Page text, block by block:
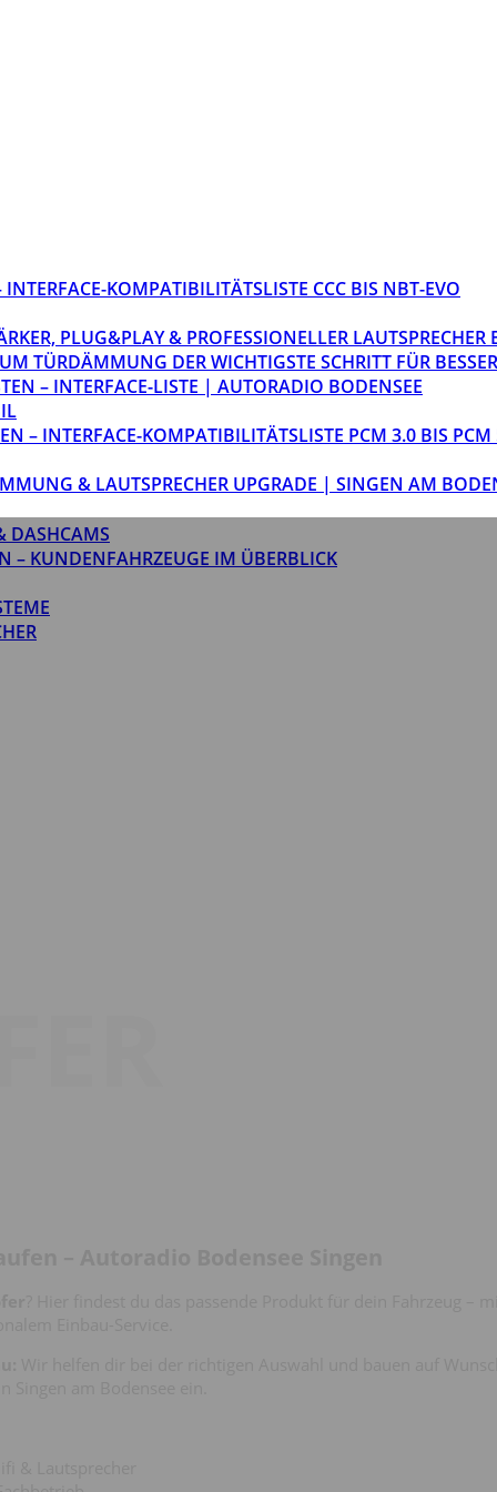
KOMPATIBILITÄTSLISTE CCC BIS NBT-EVO
PLUG&PLAY & PROFESSIONELLER LAUTSPRECHER
TÜRDÄMMUNG DER WICHTIGSTE SCHRITT FÜR
– INTERFACE-LISTE | AUTORADIO BODENSEE
– INTERFACE-KOMPATIBILITÄTSLISTE PCM 3.0 BIS PCM
& LAUTSPRECHER UPGRADE | SINGEN AM
DASHCAMS
– KUNDENFAHRZEUGE IM ÜBERBLICK